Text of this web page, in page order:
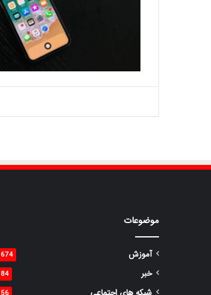
موضوعات
آموزش 674
خبر 84